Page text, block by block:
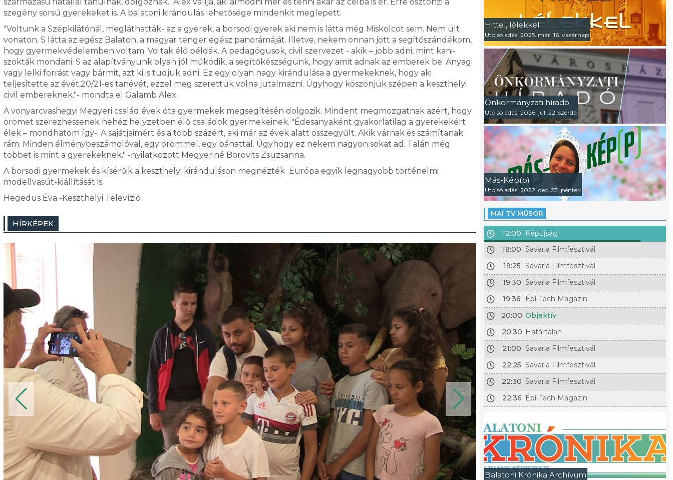
szegény sorsú gyerekeket is. A balatoni kirándulás lehetősége mindenkit meglepett.
"Voltunk a Szépkilátónál, megláthatták- az a gyerek, a borsodi gyerek aki nem is látta még Miskolcot sem. Nem ült
vonaton. S látta az egész Balaton, a magyar tenger egész panorámáját. Illetve, nekem onnan jött a segítőszándékom,
hogy gyermekvédelemben voltam. Voltak élő példák. A pedagógusok, civil szervezet - akik – jobb adni, mint kani-
szokták mondani. S az alapítványunk olyan jól működik, a segítőkészségünk, hogy amit adnak az emberek be. Anyagi
vagy lelki forrást vagy bármit, azt ki is tudjuk adni. Ez egy olyan nagy kirándulása a gyermekeknek, hogy aki
teljesítette az évét,20/21-es tanévét, ezzel meg szerettük volna jutalmazni. Úgyhogy köszönjük szépen a keszthelyi
civil embereknek."- mondta el Galamb Alex.
A vonyarcvashegyi Megyeri család évek óta gyermekek megsegítésén dolgozik. Mindent megmozgatnak azért, hogy
örömet szerezhessenek nehéz helyzetben élő családok gyermekeinek. "Édesanyaként gyakorlatilag a gyerekekért
élek – mondhatom így-. A sajátjaimért és a több százért, aki már az évek alatt összegyűlt. Akik várnak és számítanak
rám. Minden élménybeszámolóval, egy örömmel, egy bánattal. Úgyhogy ez nekem nagyon sokat ad. Talán még
többet is mint a gyerekeknek." -nyilatkozott Megyeriné Borovits Zsuzsanna.
A borsodi gyermekek és kísérőik a keszthelyi kiránduláson megnézték Európa egyik legnagyobb történelmi
modellvasút-kiállítását is.
Hegedüs Éva -Keszthelyi Televízió
HÍRKÉPEK
Hittel, lélekkel
Utolsó adás: 2025. már. 16. vasárnap
Önkormányzati híradó
Utolsó adás: 2026. júl. 22. szerda
Más-Kép(p)
Utolsó adás: 2022. dec. 23. péntek
MAI TV MŰSOR
12:00
Képújság
18:00 Savaria Filmfesztivál
19:25 Savaria Filmfesztivál
19:30 Savaria Filmfesztivál
19:36
Épí-Tech Magazin
20:00 Objektív
20:30 Határtalan
21:00 Savaria Filmfesztivál
22:25 Savaria Filmfesztivál
22:30 Savaria Filmfesztivál
22:36 Épí-Tech Magazin
Balatoni Krónika Archívum